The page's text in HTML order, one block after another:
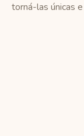
torná-las únicas